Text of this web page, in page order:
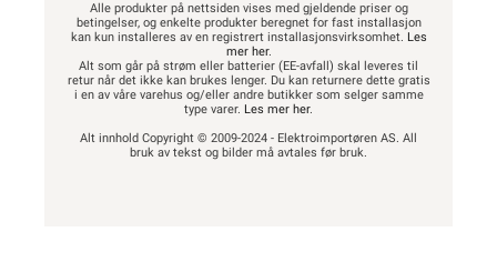
Alle produkter på nettsiden vises med gjeldende priser og
betingelser, og enkelte produkter beregnet for fast installasjon
kan kun installeres av en registrert installasjonsvirksomhet. Les
mer her.
Alt som går på strøm eller batterier (EE-avfall) skal leveres til
retur når det ikke kan brukes lenger. Du kan returnere dette gratis
i en av våre varehus og/eller andre butikker som selger samme
type varer. Les mer her.
Alt innhold Copyright © 2009-2024 - Elektroimportøren AS. All
bruk av tekst og bilder må avtales før bruk.